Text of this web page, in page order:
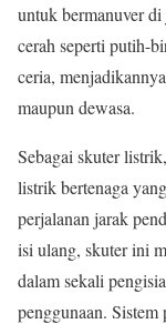
untuk bermanuver
cerah seperti putih-
ceria,
maupun dewasa.
Sebagai skuter
listrik bertenaga
perjalanan jarak
isi ulang, skuter ini
dalam sekali
penggunaan.